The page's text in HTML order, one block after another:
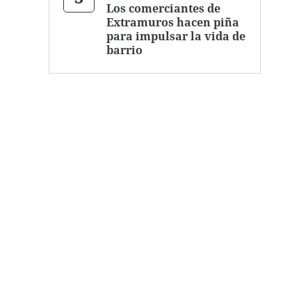
Los comerciantes de
Extramuros hacen piña
para impulsar la vida de
barrio